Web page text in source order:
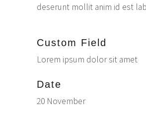
deserunt mollit anim id est
Custom Field
Lorem ipsum dolor sit amet
Date
20 November